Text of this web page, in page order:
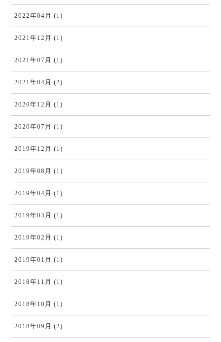
2022年04月 (1)
2021年12月 (1)
2021年07月 (1)
2021年04月 (2)
2020年12月 (1)
2020年07月 (1)
2019年12月 (1)
2019年08月 (1)
2019年04月 (1)
2019年03月 (1)
2019年02月 (1)
2019年01月 (1)
2018年11月 (1)
2018年10月 (1)
2018年09月 (2)